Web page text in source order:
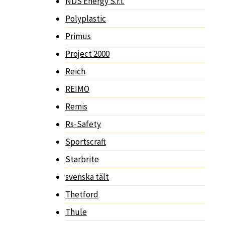
Polyplastic
Primus
Project 2000
Reich
REIMO
Remis
Rs-Safety
Sportscraft
Starbrite
svenska tält
Thetford
Thule